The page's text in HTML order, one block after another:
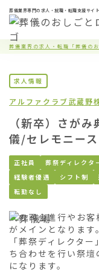
葬儀業界専門の求人・就職・転職支援サイト
葬儀業界の求人・転職「葬儀のお
求人情報
アルファクラブ武蔵野
（新卒）さが
儀/セレモニー
正社員 葬祭ディレクタ
経験者優遇
シフト制
転勤なし
式の司会進行やお
がメインとなります。
「葬祭ディレクタ
ち合わせを行い祭
になります。